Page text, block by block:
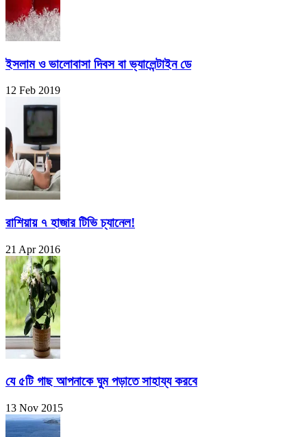
ইসলাম ও ভালোবাসা দিবস বা ভ্যালেন্টাইন ডে
12 Feb 2019
রাশিয়ায় ৭ হাজার টিভি চ্যানেল!
21 Apr 2016
যে ৫টি গাছ আপনাকে ঘুম পড়াতে সাহায্য করবে
13 Nov 2015